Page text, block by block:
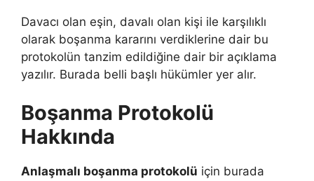
Davacı olan eşin, davalı olan kişi ile karşılıklı
olarak boşanma kararını verdiklerine dair bu
protokolün tanzim edildiğine dair bir açıklama
yazılır. Burada belli başlı hükümler yer alır.
Boşanma Protokolü
Hakkında
Anlaşmalı boşanma protokolü için burada